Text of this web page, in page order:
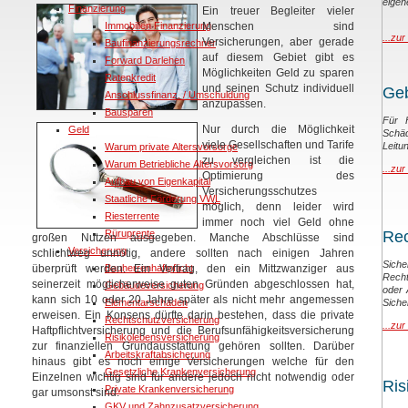
Finanzierung
Immobilien Finanzierung
Baufinanzierungsrechner
Forward Darlehen
Ratenkredit
Anschlussfinanz. / Umschuldung
Bausparen
Geld
Warum private Altersvorsorge
Warum Betriebliche Altersvorsorg
Aufbau von Eigenkapital
Staatliche Förderung VWL
Riesterrente
Rüruprente
Versicherung
Bauherrenhaftpflicht
Gebäudeversicherung
Elementarschaden
Rechtschutzversicherung
Risikolebensversicherung
Arbeitskraftabsicherung
Gesetzliche Krankenversicherung
Private Krankenversicherung
Ein treuer Begleiter vieler
Menschen sind
Versicherungen, aber gerade
auf diesem Gebiet gibt es
Möglichkeiten Geld zu sparen
und seinen Schutz individuell
anzupassen.
Nur durch die Möglichkeit
viele Gesellschaften und Tarife
zu vergleichen ist die
Optimierung des
Versicherungsschutzes
möglich, denn leider wird
immer noch viel Geld ohne
großen Nutzen ausgegeben. Manche Abschlüsse sind
schlichtweg unnötig, andere sollten nach einigen Jahren
überprüft werden. Ein Vertrag, den ein Mittzwanziger aus
seinerzeit möglicherweise guten Gründen abgeschlossen hat,
kann sich 10 oder 20 Jahre später als nicht mehr angemessen
erweisen. Ein Konsens dürfte darin bestehen, dass die private
Haftpflichtversicherung und die Berufsunfähigkeitsversicherung
zur finanziellen Grundausstattung gehören sollten. Darüber
hinaus gibt es noch einige Versicherungen welche für den
Einzelnen wichtig sind für andere jedoch nicht notwendig oder
gar umsonst sind.
Für
oder